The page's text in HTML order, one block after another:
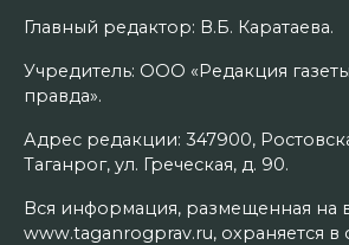
Главный редактор: В.Б. Каратаева.
Учредитель: ООО «Редакция газеты
правда».
Адрес редакции: 347900,
Таганрог, ул. Греческая, д. 90.
Вся информация, размещенная на
www.taganrogprav.ru, охраняется в